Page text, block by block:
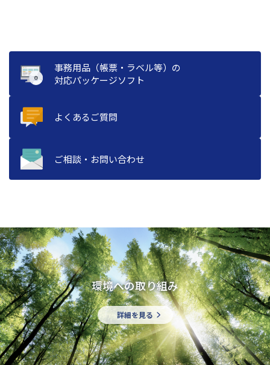
事務用品（帳票・ラベル等）の
対応パッケージソフト
よくあるご質問
ご相談・お問い合わせ
環境への取り組み
詳細を見る